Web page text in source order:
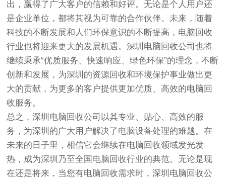
出，赢得了广大客户的信赖和好评。无论是个人用户还
是企业单位，都将其视为可靠的合作伙伴。未来，随着
科技的不断发展和人们环保意识的不断提高，电脑回收
行业也将迎来更大的发展机遇。深圳电脑回收公司也将
继续秉承“优质服务、快速响应、绿色环保”的理念，不断
创新和发展，为深圳的资源回收和环境保护事业做出更
大的贡献，为更多的客户提供更加优质、高效的电脑回
收服务。
总之，深圳电脑回收公司以其专业、贴心、高效的服
务，为深圳的广大用户解决了电脑设备处理的难题。在
未来的日子里，相信它会继续在电脑回收领域发光发
热，成为深圳乃至全国电脑回收行业的典范。无论是现
在还是将来，当您有电脑回收需求时，深圳电脑回收公